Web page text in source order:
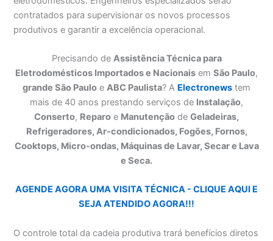
contratados para supervisionar os novos processos
produtivos e garantir a excelência operacional.
Precisando de Assistência Técnica para
Eletrodomésticos Importados e Nacionais em São Paulo,
grande São Paulo e ABC Paulista? A Electronews tem
mais de 40 anos prestando serviços de Instalação,
Conserto, Reparo e Manutenção de Geladeiras,
Refrigeradores, Ar-condicionados, Fogões, Fornos,
Cooktops, Micro-ondas, Máquinas de Lavar, Secar e Lava
e Seca.
AGENDE AGORA UMA VISITA TÉCNICA - CLIQUE AQUI E
SEJA ATENDIDO AGORA!!!
O controle total da cadeia produtiva trará benefícios diretos